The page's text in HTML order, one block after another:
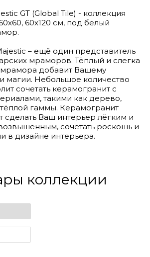
GT (Global Tile) - коллекция
60х120 см, под белый
– ещё один представитель
мраморов. Тёплый и слегка
мрамора добавит Вашему
магии. Небольшое количество
сочетать керамогранит с
такими как дерево,
гаммы. Керамогранит
сделать Ваш интерьер лёгким и
сочетать роскошь и
в дизайне интерьера.
коллекции